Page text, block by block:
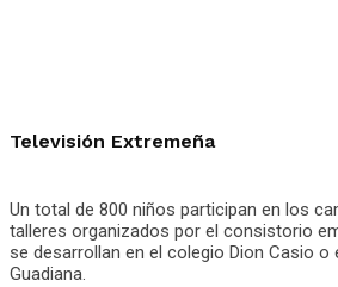
Televisión Extremeña
Un total de 800 niños participan en los
talleres organizados por el consistorio
se desarrollan en el colegio Dion Casio o
Guadiana.